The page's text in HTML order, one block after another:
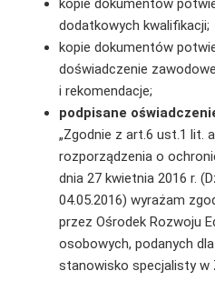
kopie dokumentów
dodatkowych kwalifikacji;
kopie dokumentów
doświadczenie
i rekomendacje;
podpisane
„Zgodnie z art.6 ust.1 lit.
rozporządzenia o
dnia 27 kwietnia 2016 r.
04.05.2016) wyrażam
przez Ośrodek Rozwoju
osobowych, podanych
stanowisko specjalisty w